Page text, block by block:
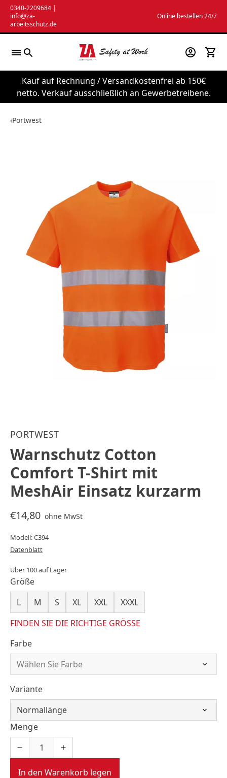
Zum
Inhalt
springen
0340-2209684 |
info@za-
arbeitsschutz.de
Online bestellen 24/7
Kauf auf Rechnung / Versandkostenfrei ab 150€
netto. Verkauf ausschließlich an Gewerbetreibene.
‹Portwest
PORTWEST
Warnschutz Cotton
Comfort T-Shirt mit
MeshAir Einsatz kurzarm
€14,80 ohne MwSt
Modell: C394
Datenblatt
Über 100 auf Lager
Größe
L
M S XL XXL
XXXL
FINDEN SIE DIE RICHTIGE GRÖSSE
Farbe
Variante
Menge
In den Warenkorb legen